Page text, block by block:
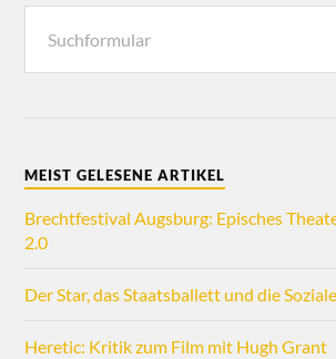
MEIST GELESENE ARTIKEL
Brechtfestival Augsburg: Episches
2.0
Der Star, das Staatsballett und die
Heretic: Kritik zum Film mit Hugh Grant